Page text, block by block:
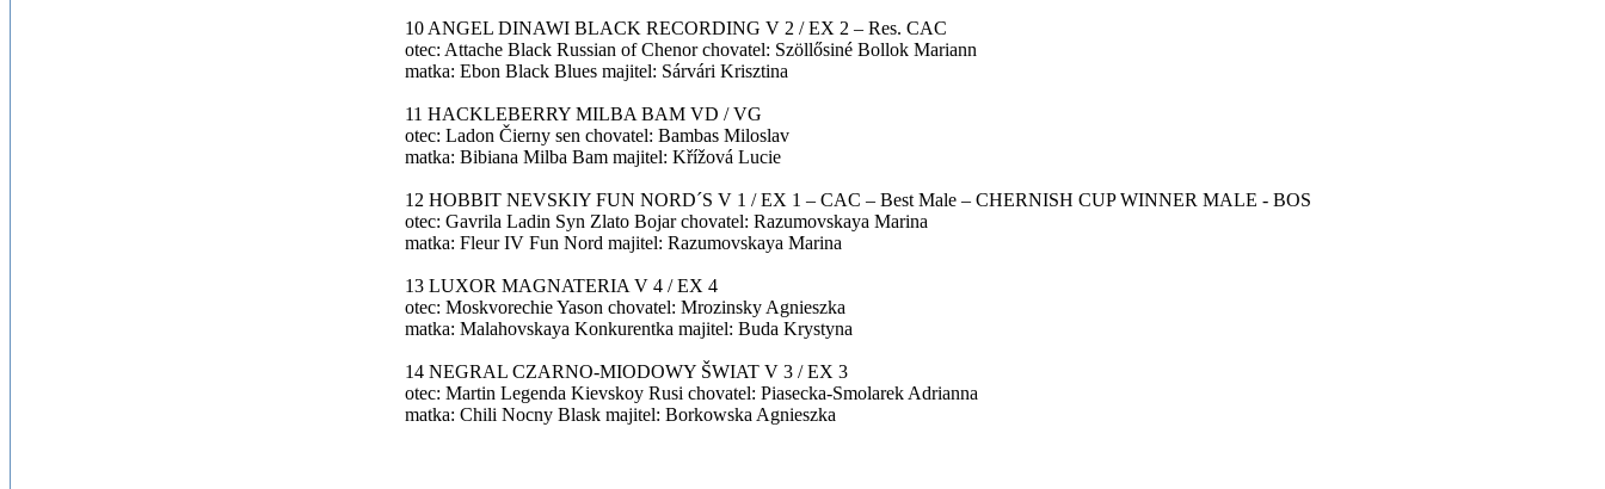
10 ANGEL DINAWI BLACK RECORDING V 2 / EX 2 – Res. CAC
otec: Attache Black Russian of Chenor chovatel: Szöllősiné Bollok Mariann
matka: Ebon Black Blues majitel: Sárvári Krisztina
11 HACKLEBERRY MILBA BAM VD / VG
otec: Ladon Čierny sen chovatel: Bambas Miloslav
matka: Bibiana Milba Bam majitel: Křížová Lucie
12 HOBBIT NEVSKIY FUN NORD´S V 1 / EX 1 – CAC – Best Male – CHERNISH CUP WINNER MALE - BOS
otec: Gavrila Ladin Syn Zlato Bojar chovatel: Razumovskaya Marina
matka: Fleur IV Fun Nord majitel: Razumovskaya Marina
13 LUXOR MAGNATERIA V 4 / EX 4
otec: Moskvorechie Yason chovatel: Mrozinsky Agnieszka
matka: Malahovskaya Konkurentka majitel: Buda Krystyna
14 NEGRAL CZARNO-MIODOWY ŠWIAT V 3 / EX 3
otec: Martin Legenda Kievskoy Rusi chovatel: Piasecka-Smolarek Adrianna
matka: Chili Nocny Blask majitel: Borkowska Agnieszka